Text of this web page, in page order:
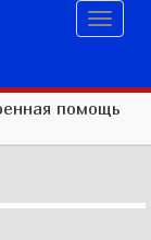
помощь